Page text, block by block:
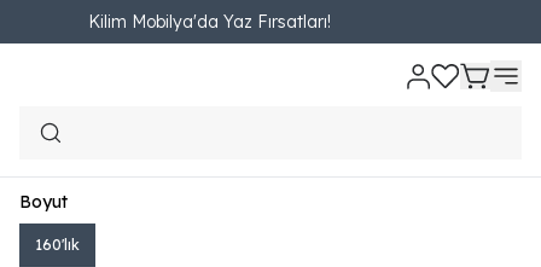
Kilim Mobilya'da Yaz Fırsatları!
Ana Sayfa YATAK ODASI Yatak Başlığı
₺ 6,390.00
Boyut
160'lık